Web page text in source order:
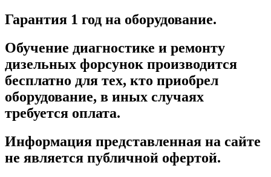
Гарантия 1 год на оборудование.
Обучение диагностике и ремонту
дизельных форсунок производится
бесплатно для тех, кто приобрел
оборудование, в иных случаях
требуется оплата.
Информация представленная на сайте
не является публичной офертой.